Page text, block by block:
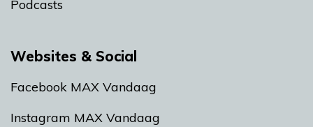
Podcasts
Websites & Social
Facebook MAX Vandaag
Instagram MAX Vandaag